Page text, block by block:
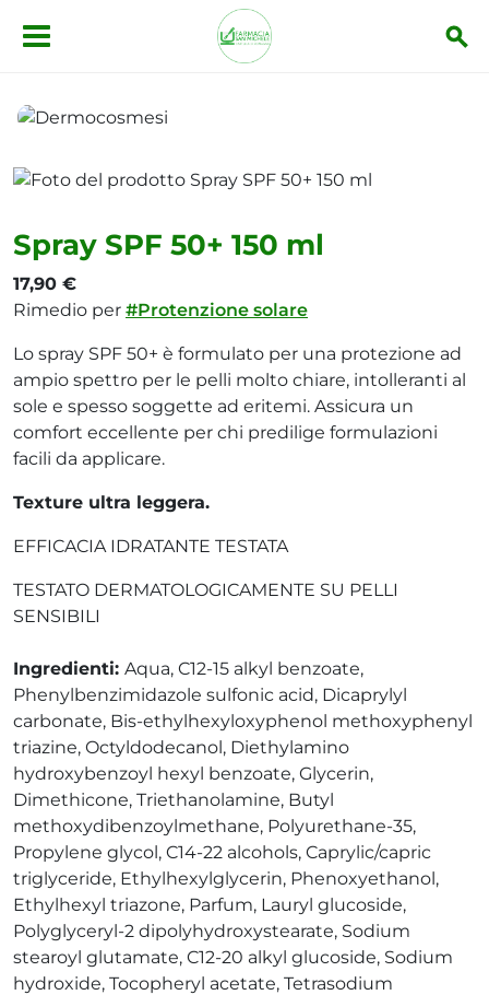
Salta al contenuto principale
Spray SPF 50+ 150 ml
17,90 €
Rimedio per #Protenzione solare
Lo spray SPF 50+ è formulato per una protezione ad
ampio spettro per le pelli molto chiare, intolleranti al
sole e spesso soggette ad eritemi. Assicura un
comfort eccellente per chi predilige formulazioni
facili da applicare.
Texture ultra leggera.
EFFICACIA IDRATANTE TESTATA
TESTATO DERMATOLOGICAMENTE SU PELLI
SENSIBILI
Ingredienti: Aqua, C12-15 alkyl benzoate,
Phenylbenzimidazole sulfonic acid, Dicaprylyl
carbonate, Bis-ethylhexyloxyphenol methoxyphenyl
triazine, Octyldodecanol, Diethylamino
hydroxybenzoyl hexyl benzoate, Glycerin,
Dimethicone, Triethanolamine, Butyl
methoxydibenzoylmethane, Polyurethane-35,
Propylene glycol, C14-22 alcohols, Caprylic/capric
triglyceride, Ethylhexylglycerin, Phenoxyethanol,
Ethylhexyl triazone, Parfum, Lauryl glucoside,
Polyglyceryl-2 dipolyhydroxystearate, Sodium
stearoyl glutamate, C12-20 alkyl glucoside, Sodium
hydroxide, Tocopheryl acetate, Tetrasodium